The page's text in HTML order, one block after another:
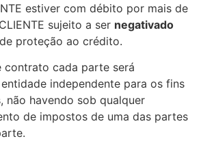
estiver com débito por mais de
sujeito a ser negativado
proteção ao crédito.
contrato cada parte será
independente para os fins
não havendo sob qualquer
de impostos de uma das partes